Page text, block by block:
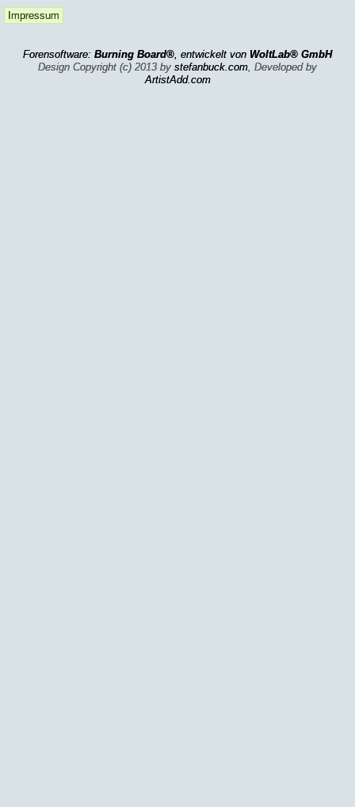
Impressum
Forensoftware: Burning Board®, entwickelt von WoltLab® GmbH
Design Copyright (c) 2013 by stefanbuck.com, Developed by
ArtistAdd.com